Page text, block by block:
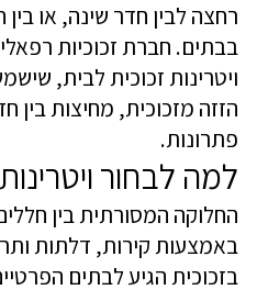
רחצה לבין חדר שינה, או
בבתים. חברת זכוכיות
ויטרינות זכוכית לבית,
הזזה מזכוכית, מחיצות בין
פתרונות.
למה לבחור
החלוקה המסורתית בין
באמצעות קירות, דלתות
בזכוכית הגיע לבתים